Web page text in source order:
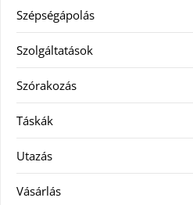
Szépségápolás
Szolgáltatások
Szórakozás
Táskák
Utazás
Vásárlás